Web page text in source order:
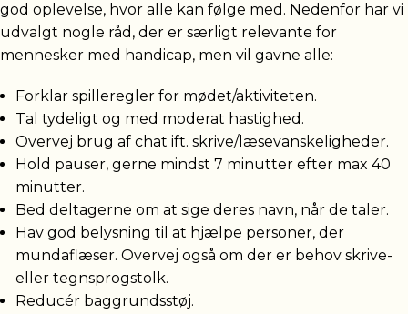
god oplevelse, hvor alle kan følge med. Nedenfor har vi
udvalgt nogle råd, der er særligt relevante for
mennesker med handicap, men vil gavne alle:
Forklar spilleregler for mødet/aktiviteten.
Tal tydeligt og med moderat hastighed.
Overvej brug af chat ift. skrive/læsevanskeligheder.
Hold pauser, gerne mindst 7 minutter efter max 40
minutter.
Bed deltagerne om at sige deres navn, når de taler.
Hav god belysning til at hjælpe personer, der
mundaflæser. Overvej også om der er behov skrive-
eller tegnsprogstolk.
Reducér baggrundsstøj.